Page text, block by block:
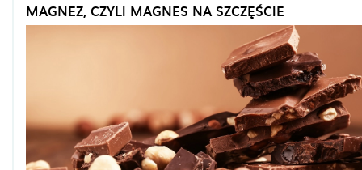
MAGNEZ, CZYLI MAGNES NA SZCZĘŚCIE